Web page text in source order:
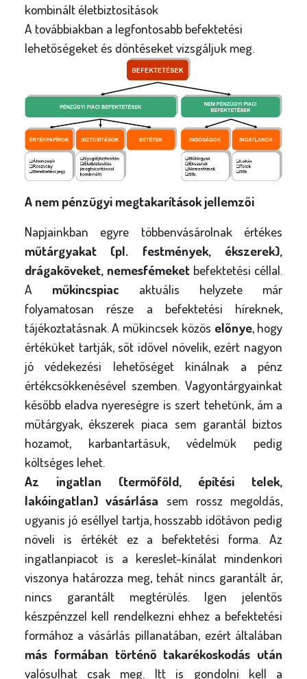
kombinált életbiztosítások
A továbbiakban a legfontosabb befektetési
lehetőségeket és döntéseket vizsgáljuk meg.
A nem pénzügyi megtakarítások jellemzői
Napjainkban egyre többenvásárolnak értékes
műtárgyakat (pl. festmények, ékszerek),
drágaköveket, nemesfémeket befektetési céllal.
A műkincspiac aktuális helyzete már
folyamatosan része a befektetési híreknek,
tájékoztatásnak. A műkincsek közös előnye, hogy
értéküket tartják, sőt idővel növelik, ezért nagyon
jó védekezési lehetőséget kínálnak a pénz
értékcsökkenésével szemben. Vagyontárgyainkat
később eladva nyereségre is szert tehetünk, ám a
műtárgyak, ékszerek piaca sem garantál biztos
hozamot, karbantartásuk, védelmük pedig
költséges lehet.
Az ingatlan (termőföld, építési telek,
lakóingatlan) vásárlása sem rossz megoldás,
ugyanis jó eséllyel tartja, hosszabb időtávon pedig
növeli is értékét ez a befektetési forma. Az
ingatlanpiacot is a kereslet-kínálat mindenkori
viszonya határozza meg, tehát nincs garantált ár,
nincs garantált megtérülés. Igen jelentős
készpénzzel kell rendelkezni ehhez a befektetési
formához a vásárlás pillanatában, ezért általában
más formában történő takarékoskodás után
valósulhat csak meg. Itt is gondolni kell a